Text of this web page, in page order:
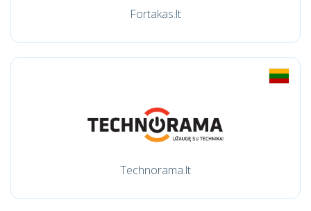
Fortakas.lt
Technorama.lt